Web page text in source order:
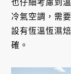
也仔細考慮到
冷氣空調，需
設有恆溫恆濕
確。